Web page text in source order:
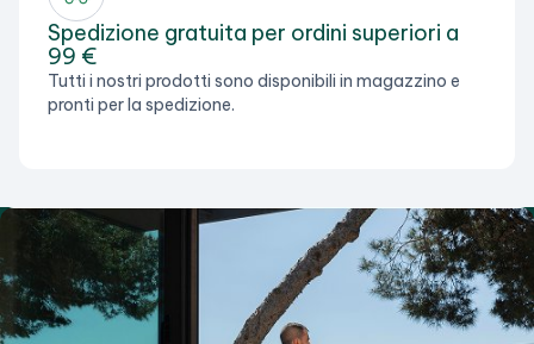
Spedizione gratuita per ordini superiori a
99 €
Tutti i nostri prodotti sono disponibili in magazzino e
pronti per la spedizione.